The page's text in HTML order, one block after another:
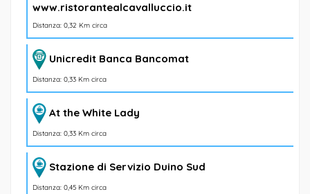
www.ristorantealcavalluccio.it
Distanza: 0,32 Km circa
Unicredit Banca Bancomat
Distanza: 0,33 Km circa
At the White Lady
Distanza: 0,33 Km circa
Stazione di Servizio Duino Sud
Distanza: 0,45 Km circa